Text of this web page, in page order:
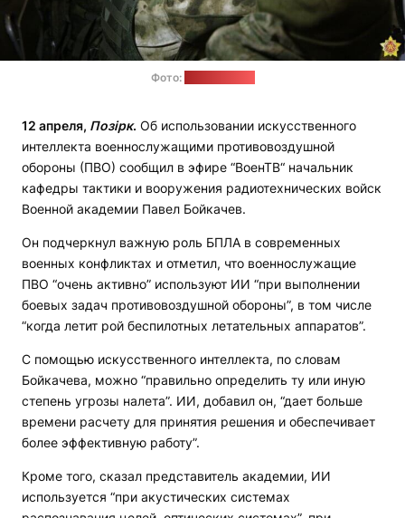
Фото:
12 апреля, Позірк. Об использовании искусственного
интеллекта военнослужащими противовоздушной
обороны (ПВО) сообщил в эфире “ВоенТВ“ начальник
кафедры тактики и вооружения радиотехнических войск
Военной академии Павел Бойкачев.
Он подчеркнул важную роль БПЛА в современных
военных конфликтах и отметил, что военнослужащие
ПВО “очень активно” используют ИИ “при выполнении
боевых задач противовоздушной обороны”, в том числе
“когда летит рой беспилотных летательных аппаратов”.
С помощью искусственного интеллекта, по словам
Бойкачева, можно “правильно определить ту или иную
степень угрозы налета”. ИИ, добавил он, “дает больше
времени расчету для принятия решения и обеспечивает
более эффективную работу”.
Кроме того, сказал представитель академии, ИИ
используется “при акустических системах